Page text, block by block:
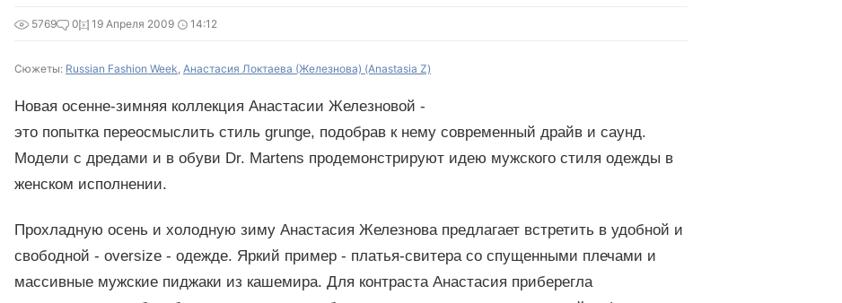
5769 0 19 Апреля 2009 14:12
Сюжеты: Russian Fashion Week, Анастасия Локтаева (Железнова) (Anastasia Z)
Новая осенне-зимняя коллекция Анастасии Железновой -
это попытка переосмыслить стиль grunge, подобрав к нему современный драйв и саунд.
Модели с дредами и в обуви Dr. Martens продемонстрируют идею мужского стиля одежды в
женском исполнении.
Прохладную осень и холодную зиму Анастасия Железнова предлагает встретить в удобной и
свободной - oversize - одежде. Яркий пример - платья-свитера со спущенными плечами и
массивные мужские пиджаки из кашемира. Для контраста Анастасия приберегла